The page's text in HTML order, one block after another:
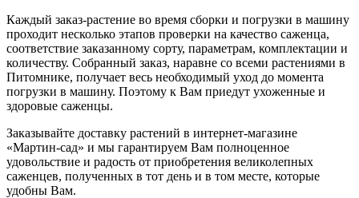
Каждый заказ-растение во время сборки и погрузки в машину
проходит несколько этапов проверки на качество саженца,
соответствие заказанному сорту, параметрам, комплектации и
количеству. Собранный заказ, наравне со всеми растениями в
Питомнике, получает весь необходимый уход до момента
погрузки в машину. Поэтому к Вам приедут ухоженные и
здоровые саженцы.
Заказывайте доставку растений в интернет-магазине
«Мартин-сад» и мы гарантируем Вам полноценное
удовольствие и радость от приобретения великолепных
саженцев, полученных в тот день и в том месте, которые
удобны Вам.